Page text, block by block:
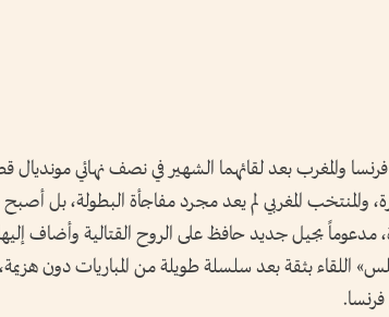
والمنتخب المغربي لم يعد مجرد مفاجأة البطولة، بل
مدعوماً بجيل جديد حافظ على الروح القتالية وأضاف
اللقاء بثقة بعد سلسلة طويلة من المباريات دون
فرنسا.